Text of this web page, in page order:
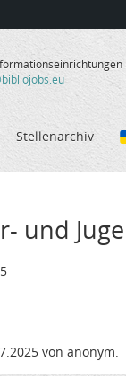
Stellenarchiv
und
von anonym.